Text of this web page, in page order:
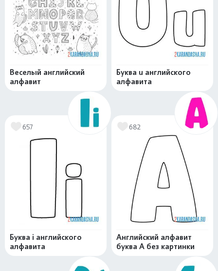
Веселый английский
алфавит
Буква u английского
алфавита
657
Буква i английского
алфавита
682
Английский алфавит
буква А без картинки